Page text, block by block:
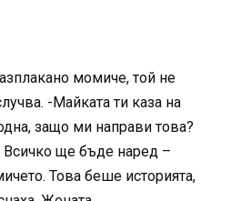
момиче, той не
-Майката ти каза на
защо ми направи това?
ще бъде наред –
Това беше историята,